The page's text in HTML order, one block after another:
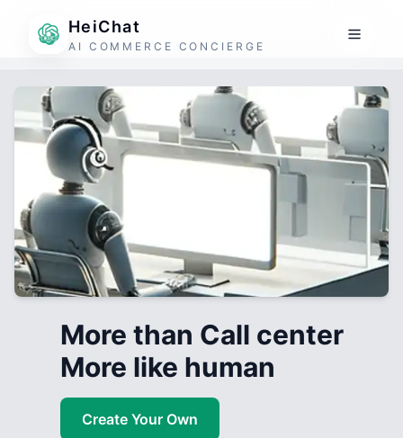
HeiChat
AI COMMERCE CONCIERGE
More than Call center
More like human
Create Your Own